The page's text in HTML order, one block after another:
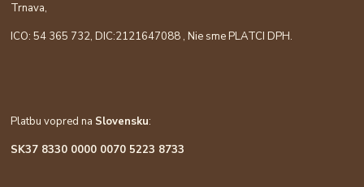
Trnava,
ICO: 54 365 732, DIC:2121647088 , Nie sme PLATCI DPH.
Platbu vopred na Slovensku:
SK37 8330 0000 0070 5223 8733